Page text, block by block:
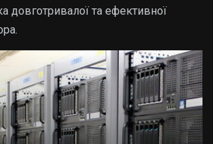
довготривалої та ефективної